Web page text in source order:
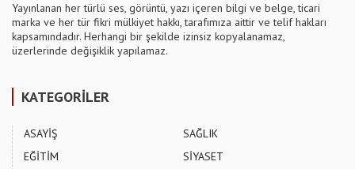
Yayınlanan her türlü ses, görüntü, yazı içeren bilgi ve belge, ticari
marka ve her tür fikri mülkiyet hakkı, tarafımıza aittir ve telif hakları
kapsamındadır. Herhangi bir şekilde izinsiz kopyalanamaz,
üzerlerinde değişiklik yapılamaz.
KATEGORİLER
ASAYİŞ
EĞİTİM
SAĞLIK
SİYASET